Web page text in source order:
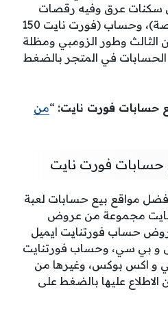
(فورت 120 سكن سكنات عرق وفيه رقصات
فخمة ونادرة فيه 100 رقصة)، وحساب (فورت نايت 150
الثالث وطور الزومبي ومظلة
الحسابات في المتجر بالضغط
حسابات فورت نايت: “من
حسابات فورت نايت
مواقع بيع حسابات لعبة
نايت مجموعة من عروض
حساب فورتنايت ايميل
بي سي، وحساب فورتنايت
و اكس بوكس، وغيرها من
عليها بالضغط على